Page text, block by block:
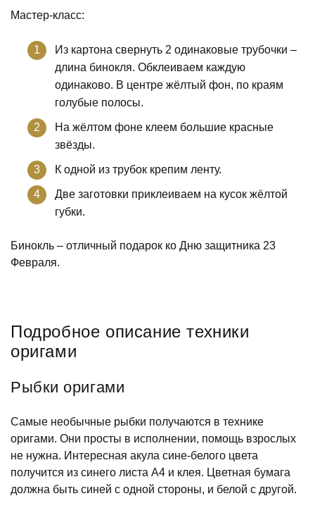
Мастер-класс:
Из картона свернуть 2 одинаковые трубочки –
длина бинокля. Обклеиваем каждую
одинаково. В центре жёлтый фон, по краям
голубые полосы.
На жёлтом фоне клеем большие красные
звёзды.
К одной из трубок крепим ленту.
Две заготовки приклеиваем на кусок жёлтой
губки.
Бинокль – отличный подарок ко Дню защитника 23
Февраля.
Подробное описание техники
оригами
Рыбки оригами
Самые необычные рыбки получаются в технике
оригами. Они просты в исполнении, помощь взрослых
не нужна. Интересная акула сине-белого цвета
получится из синего листа А4 и клея. Цветная бумага
должна быть синей с одной стороны, и белой с другой.